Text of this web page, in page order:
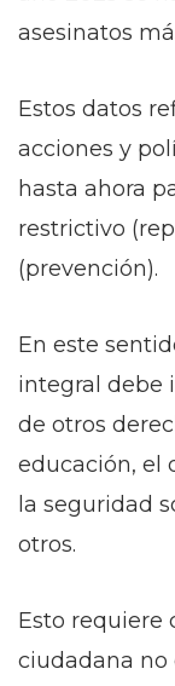
asesinatos
Estos datos
acciones y
hasta ahora
restrictivo
(prevención).
En este
integral debe
de otros
educación, el
la seguridad
otros.
Esto requiere
ciudadana no